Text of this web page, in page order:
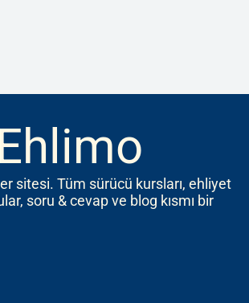
Ehlimo
sitesi. Tüm sürücü kursları, ehliyet
soru & cevap ve blog kısmı bir